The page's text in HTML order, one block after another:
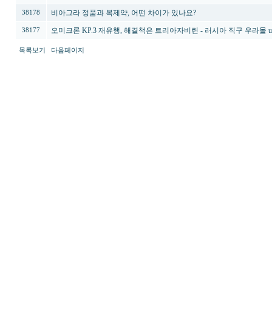
38178 비아그라 정품과 복제약, 어떤 차이가 있나요?
38177 오미크론 KP.3 재유행, 해결책은 트리아자비린 - 러시아 직구 우라몰
목록보기 다음페이지